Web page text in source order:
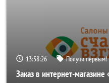
13:58:24 Получи первым!
Заказ в интернет-магазине